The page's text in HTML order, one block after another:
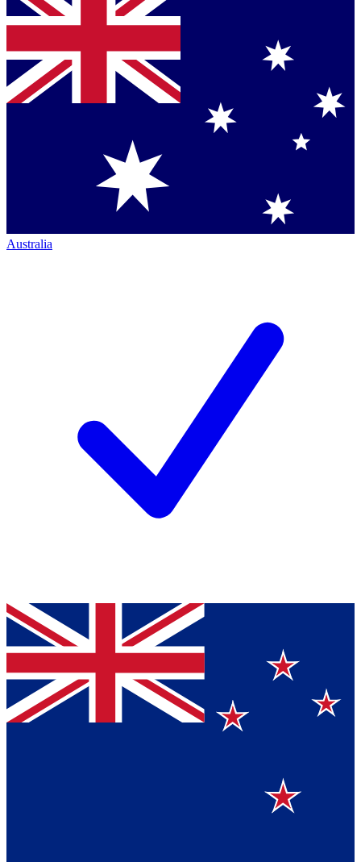
Australia